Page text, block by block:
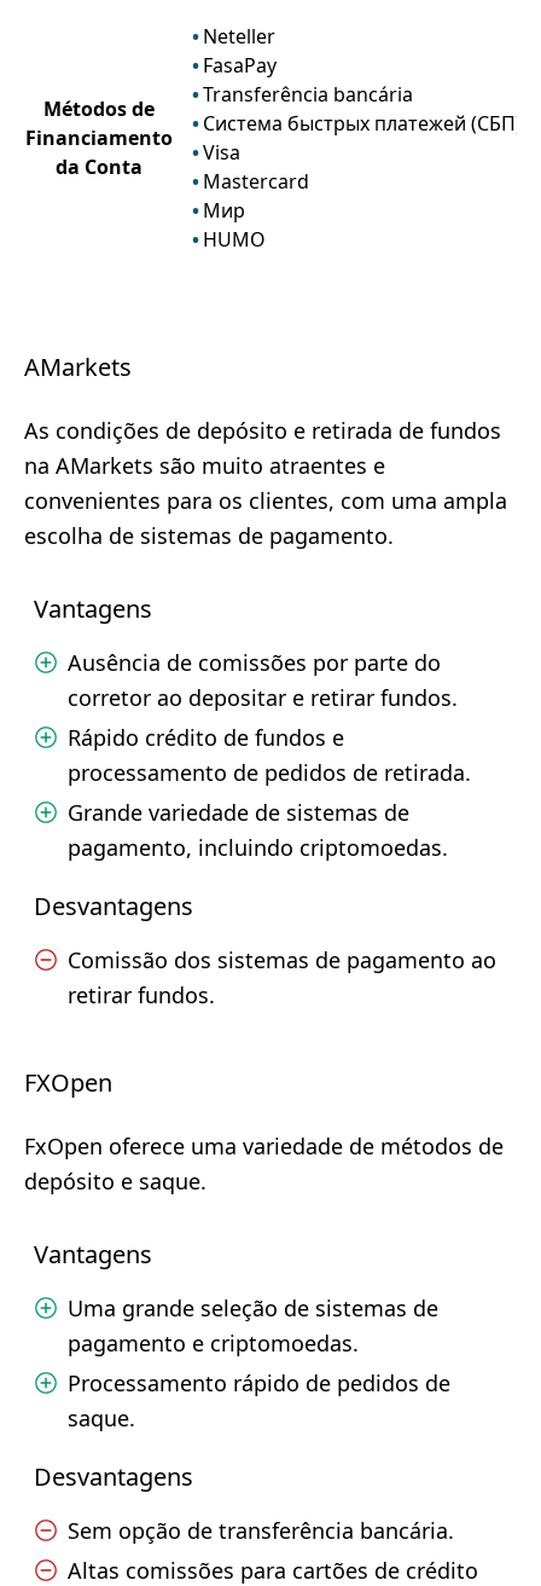
Métodos de
Financiamento
da Conta
Neteller
FasaPay
Transferência bancária
Система быстрых платежей (СБП)
Visa
Mastercard
Мир
HUMO
AMarkets
As condições de depósito e retirada de fundos
na AMarkets são muito atraentes e
convenientes para os clientes, com uma ampla
escolha de sistemas de pagamento.
Vantagens
Ausência de comissões por parte do
corretor ao depositar e retirar fundos.
Rápido crédito de fundos e
processamento de pedidos de retirada.
Grande variedade de sistemas de
pagamento, incluindo criptomoedas.
Desvantagens
Comissão dos sistemas de pagamento ao
retirar fundos.
FXOpen
FxOpen oferece uma variedade de métodos de
depósito e saque.
Vantagens
Uma grande seleção de sistemas de
pagamento e criptomoedas.
Processamento rápido de pedidos de
saque.
Desvantagens
Sem opção de transferência bancária.
Altas comissões para cartões de crédito